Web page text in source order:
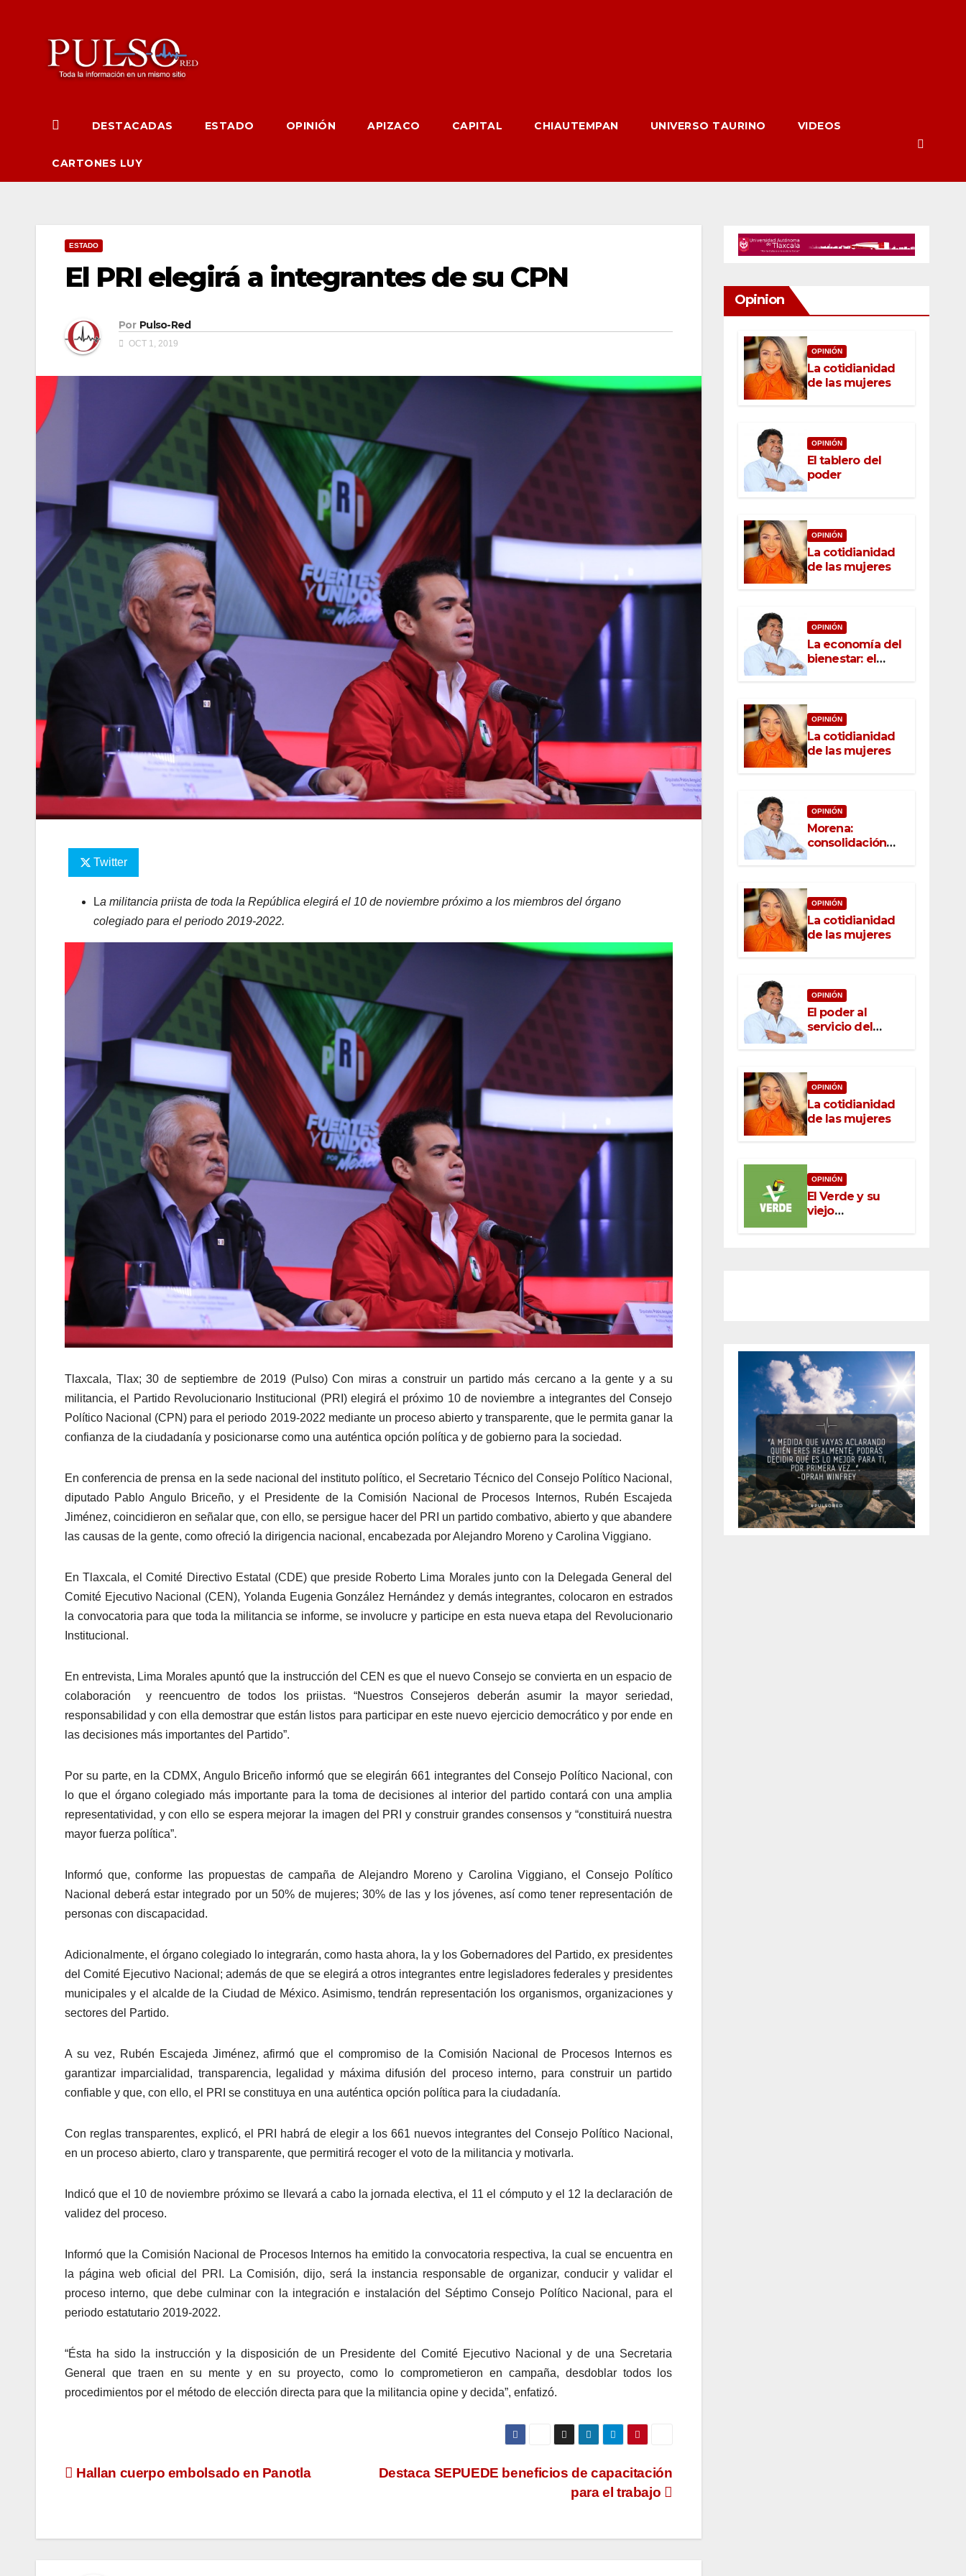
DESTACADAS ESTADO OPINIÓN APIZACO CAPITAL CHIAUTEMPAN UNIVERSO TAURINO VIDEOS
CARTONES LUY
ESTADO
El PRI elegirá a integrantes de su CPN
Por Pulso-Red
OCT 1, 2019
Twitter
La militancia priista de toda la República elegirá el 10 de noviembre próximo a los miembros del órgano
colegiado para el periodo 2019-2022.
Tlaxcala, Tlax; 30 de septiembre de 2019 (Pulso) Con miras a construir un partido más cercano a la gente y a su
militancia, el Partido Revolucionario Institucional (PRI) elegirá el próximo 10 de noviembre a integrantes del Consejo
Político Nacional (CPN) para el periodo 2019-2022 mediante un proceso abierto y transparente, que le permita ganar la
confianza de la ciudadanía y posicionarse como una auténtica opción política y de gobierno para la sociedad.
En conferencia de prensa en la sede nacional del instituto político, el Secretario Técnico del Consejo Político Nacional,
diputado Pablo Angulo Briceño, y el Presidente de la Comisión Nacional de Procesos Internos, Rubén Escajeda
Jiménez, coincidieron en señalar que, con ello, se persigue hacer del PRI un partido combativo, abierto y que abandere
las causas de la gente, como ofreció la dirigencia nacional, encabezada por Alejandro Moreno y Carolina Viggiano.
En Tlaxcala, el Comité Directivo Estatal (CDE) que preside Roberto Lima Morales junto con la Delegada General del
Comité Ejecutivo Nacional (CEN), Yolanda Eugenia González Hernández y demás integrantes, colocaron en estrados
la convocatoria para que toda la militancia se informe, se involucre y participe en esta nueva etapa del Revolucionario
Institucional.
En entrevista, Lima Morales apuntó que la instrucción del CEN es que el nuevo Consejo se convierta en un espacio de
colaboración y reencuentro de todos los priistas. “Nuestros Consejeros deberán asumir la mayor seriedad,
responsabilidad y con ella demostrar que están listos para participar en este nuevo ejercicio democrático y por ende en
las decisiones más importantes del Partido”.
Por su parte, en la CDMX, Angulo Briceño informó que se elegirán 661 integrantes del Consejo Político Nacional, con
lo que el órgano colegiado más importante para la toma de decisiones al interior del partido contará con una amplia
representatividad, y con ello se espera mejorar la imagen del PRI y construir grandes consensos y “constituirá nuestra
mayor fuerza política”.
Informó que, conforme las propuestas de campaña de Alejandro Moreno y Carolina Viggiano, el Consejo Político
Nacional deberá estar integrado por un 50% de mujeres; 30% de las y los jóvenes, así como tener representación de
personas con discapacidad.
Adicionalmente, el órgano colegiado lo integrarán, como hasta ahora, la y los Gobernadores del Partido, ex presidentes
del Comité Ejecutivo Nacional; además de que se elegirá a otros integrantes entre legisladores federales y presidentes
municipales y el alcalde de la Ciudad de México. Asimismo, tendrán representación los organismos, organizaciones y
sectores del Partido.
A su vez, Rubén Escajeda Jiménez, afirmó que el compromiso de la Comisión Nacional de Procesos Internos es
garantizar imparcialidad, transparencia, legalidad y máxima difusión del proceso interno, para construir un partido
confiable y que, con ello, el PRI se constituya en una auténtica opción política para la ciudadanía.
Con reglas transparentes, explicó, el PRI habrá de elegir a los 661 nuevos integrantes del Consejo Político Nacional,
en un proceso abierto, claro y transparente, que permitirá recoger el voto de la militancia y motivarla.
Indicó que el 10 de noviembre próximo se llevará a cabo la jornada electiva, el 11 el cómputo y el 12 la declaración de
validez del proceso.
Informó que la Comisión Nacional de Procesos Internos ha emitido la convocatoria respectiva, la cual se encuentra en
la página web oficial del PRI. La Comisión, dijo, será la instancia responsable de organizar, conducir y validar el
proceso interno, que debe culminar con la integración e instalación del Séptimo Consejo Político Nacional, para el
periodo estatutario 2019-2022.
“Ésta ha sido la instrucción y la disposición de un Presidente del Comité Ejecutivo Nacional y de una Secretaria
General que traen en su mente y en su proyecto, como lo comprometieron en campaña, desdoblar todos los
procedimientos por el método de elección directa para que la militancia opine y decida”, enfatizó.
Navegación
entradas
Destaca SEPUEDE beneficios de capacitación
para el trabajo
Hallan cuerpo embolsado en Panotla
Opinion
OPINIÓN
La cotidianidad
de las mujeres
OPINIÓN
El tablero del
poder
OPINIÓN
La cotidianidad
de las mujeres
OPINIÓN
La economía del
bienestar: el
nuevo rostro del
OPINIÓN
La cotidianidad
de las mujeres
OPINIÓN
Morena:
consolidación
con raíz, rumbo
OPINIÓN
La cotidianidad
de las mujeres
OPINIÓN
El poder al
servicio del
pueblo: la nueva
México
OPINIÓN
La cotidianidad
de las mujeres
OPINIÓN
El Verde y su
viejo
oportunismo